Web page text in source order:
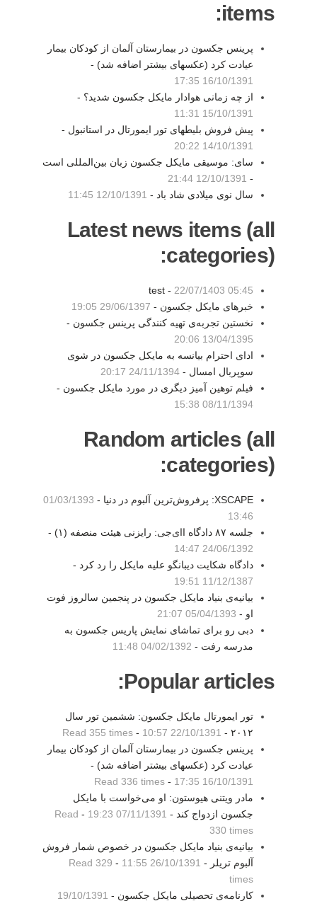
items:
پرینس جکسون در بیمارستان آلمان از کودکان بیمار
عیادت کرد (عکسهای بیشتر اضافه شد) -
16/10/1391 17:35
از چه زمانی هوادار مایکل جکسون شدید؟ -
15/10/1391 11:31
پیش فروش بلیطهای تور ایمورتال در استانبول -
14/10/1391 20:22
سای: موسیقی مایکل جکسون زبان بین‌المللی است
-
12/10/1391 21:44
سال نوی میلادی شاد باد - 12/10/1391 11:45
Latest news items (all
categories):
test - 22/07/1403 05:45
خبرهای مایکل جکسون - 29/06/1397 19:05
نخستین تجربه‌ی تهیه کنندگی پرینس جکسون -
13/04/1395 20:06
ادای احترام بیانسه به مایکل جکسون در شوی
سوپربال امسال - 24/11/1394 20:17
فیلم توهین آمیز دیگری در مورد مایکل جکسون -
08/11/1394 15:38
Random articles (all
categories):
XSCAPE: پرفروش‌ترین آلبوم در دنیا -
01/03/1393
13:46
جلسه ۸۷ دادگاه اای‌جی: رایزنی هیئت منصفه (۱) -
24/06/1392 14:47
دادگاه شکایت دیبانگو علیه مایکل را رد کرد -
11/12/1387 19:51
بیانیه‌ی بنیاد مایکل جکسون در پنجمین سالروز فوت
او - 05/04/1393 21:07
دبی رو برای تماشای نمایش پاریس جکسون به
مدرسه رفت - 04/02/1392 11:48
Popular articles:
تور ایمورتال مایکل جکسون: ششمین تور سال
۲۰۱۲ -
22/10/1391 10:57
-
Read 355 times
پرینس جکسون در بیمارستان آلمان از کودکان بیمار
عیادت کرد (عکسهای بیشتر اضافه شد) -
16/10/1391 17:35
-
Read 336 times
مادر ویتنی هیوستون: او می‌خواست با مایکل
جکسون ازدواج کند - 07/11/1391 19:23
-
Read
330 times
بیانیه‌ی بنیاد مایکل جکسون در خصوص شمار فروش
آلبوم تریلر - 26/10/1391 11:55
-
Read 329
times
کارنامه‌ی تحصیلی مایکل جکسون - 19/10/1391